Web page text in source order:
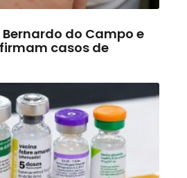
Bernardo do Campo e
casos de